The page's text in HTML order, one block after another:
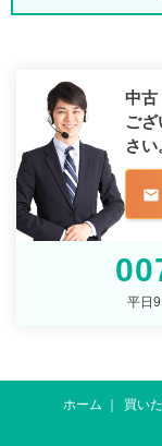
中古
ござ
さい
mail
平日
ホーム 買い